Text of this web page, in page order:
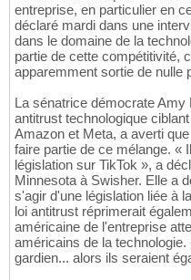
entreprise, en particulier en
déclaré mardi dans une
dans le domaine de la
partie de cette compétitivité,
apparemment sortie de nulle
La sénatrice démocrate Amy
antitrust technologique
Amazon et Meta, a averti
faire partie de ce mélange. «
législation sur TikTok », a
Minnesota à Swisher. Elle a
s'agir d'une législation liée à
loi antitrust réprimerait
américaine de l'entreprise
américains de la
gardien... alors ils seraient